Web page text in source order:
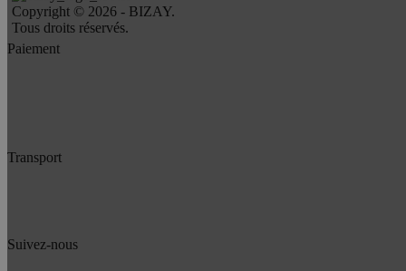
Copyright © 2026 - BIZAY.
Tous droits réservés.
Paiement
Transport
Suivez-nous